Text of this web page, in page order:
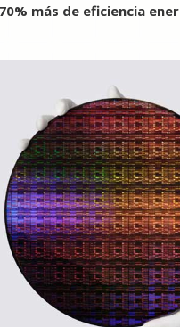
70% más de eficiencia